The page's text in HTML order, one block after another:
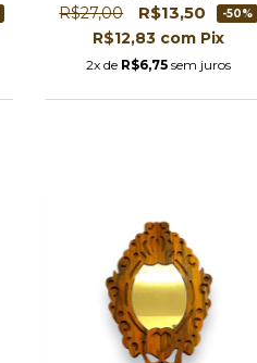
R$27,00 R$13,50 -50%
R$12,83 com Pix
2x de R$6,75 sem juros